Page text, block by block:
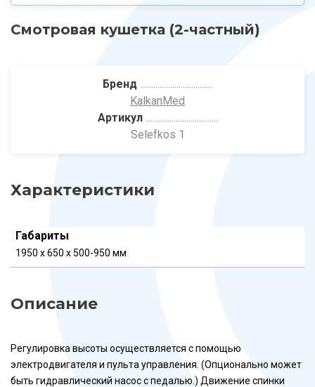
Смотровая кушетка (2-частный)
Бренд
KalkanMed
Артикул
Selefkos 1
Характеристики
Габариты
1950 x 650 x 500-950 мм
Описание
Регулировка высоты осуществляется с помощью
электродвигателя и пульта управления. (Опционально может
быть гидравлический насос с педалью.) Движение спинки